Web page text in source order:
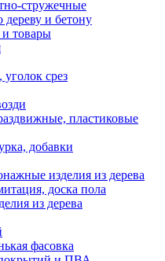
стружечные
дереву и бетону
товары
срез
пластиковые
добавки
изделия из дерева
доска пола
из дерева
фасовка